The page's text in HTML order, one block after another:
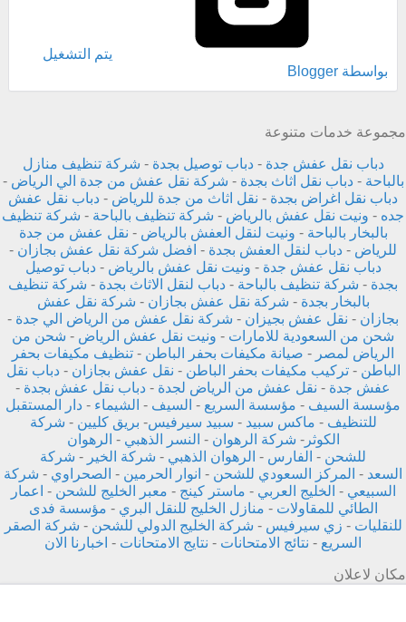
‏يتم التشغيل
بواسطة Blogger
مجموعة خدمات متنوعة
دباب نقل عفش جدة -دباب توصيل بجدة - شركة تنظيف منازل
بالباحة -دباب نقل اثاث بجدة - شركة نقل عفش من جدة الي الرياض -
دباب نقل اغراض بجدة - نقل اثاث من جدة للرياض - دباب نقل عفش
جده - ونيت نقل عفش بالرياض - شركة تنظيف بالباحة - شركة تنظيف
بالبخار بالباحة - ونيت لنقل العفش بالرياض - نقل عفش من جدة
للرياض - دباب لنقل العفش بجدة - افضل شركة نقل عفش بجازان -
دباب نقل عفش جدة - ونيت نقل عفش بالرياض -دباب توصيل
بجدة - شركة تنظيف بالباحة - دباب لنقل الاثاث بجدة - شركة تنظيف
بالبخار بجدة - شركة نقل عفش بجازان - شركة نقل عفش
بجازان - نقل عفش بجيزان - شركة نقل عفش من الرياض الي جدة -
شحن من السعودية للامارات - ونيت نقل عفش الرياض - شحن من
الرياض لمصر - صيانة مكيفات بحفر الباطن - تنظيف مكيفات بحفر
الباطن -تركيب مكيفات بحفر الباطن - نقل عفش بجازان -دباب نقل
عفش جدة - نقل عفش من الرياض لجدة - دباب نقل عفش بجدة -
مؤسسة السيف - مؤسسة السريع - السيف - الشيماء - دار المستقبل
للتنظيف - ماكس سبيد - سبيد سيرفيس- بريق كليين - شركة
الكوثر- شركة الرهوان - النسر الذهبي - الرهوان
للشحن - الفارس - الرهوان الذهبي - شركة الخير - شركة
السعد - المركز السعودي للشحن - انوار الحرمين - الصحراوي - شركة
السبيعي - الخليج العربي - ماستر كينج - معبر الخليج للشحن - اعمار
الطائي للمقاولات - منازل الخليج للنقل البري - مؤسسة فدى
للنقليات - زي سيرفيس - شركة الخليج الدولي للشحن - شركة الصقر
السريع - نتائج الامتحانات - نتايج الامتحانات - اخبارنا الان
مكان لاعلان